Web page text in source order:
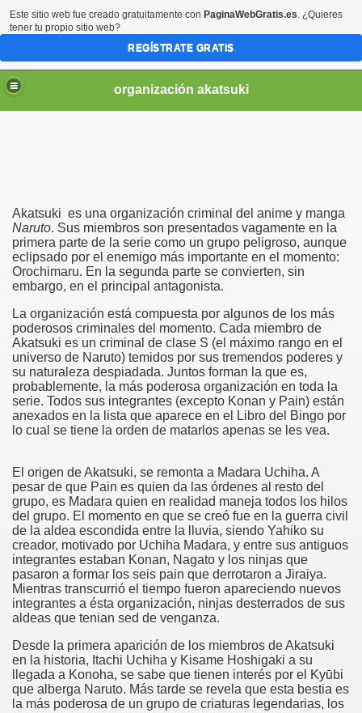
organización akatsuki
Akatsuki es una organización criminal del anime y manga
Naruto. Sus miembros son presentados vagamente en la
primera parte de la serie como un grupo peligroso, aunque
eclipsado por el enemigo más importante en el momento:
Orochimaru. En la segunda parte se convierten, sin
embargo, en el principal antagonista.
La organización está compuesta por algunos de los más
poderosos criminales del momento. Cada miembro de
Akatsuki es un criminal de clase S (el máximo rango en el
universo de Naruto) temidos por sus tremendos poderes y
su naturaleza despiadada. Juntos forman la que es,
probablemente, la más poderosa organización en toda la
serie. Todos sus integrantes (excepto Konan y Pain) están
anexados en la lista que aparece en el Libro del Bingo por
lo cual se tiene la orden de matarlos apenas se les vea.
El origen de Akatsuki, se remonta a Madara Uchiha. A
pesar de que Pain es quien da las órdenes al resto del
grupo, es Madara quien en realidad maneja todos los hilos
del grupo. El momento en que se creó fue en la guerra civil
de la aldea escondida entre la lluvia, siendo Yahiko su
creador, motivado por Uchiha Madara, y entre sus antiguos
integrantes estaban Konan, Nagato y los ninjas que
pasaron a formar los seis pain que derrotaron a Jiraiya.
Mientras transcurrió el tiempo fueron apareciendo nuevos
integrantes a ésta organización, ninjas desterrados de sus
aldeas que tenian sed de venganza.
Desde la primera aparición de los miembros de Akatsuki
en la historia, Itachi Uchiha y Kisame Hoshigaki a su
llegada a Konoha, se sabe que tienen interés por el Kyūbi
que alberga Naruto. Más tarde se revela que esta bestia es
la más poderosa de un grupo de criaturas legendarias, los
Este sitio web fue creado gratuitamente con PaginaWebGratis.es. ¿Quieres
tener tu propio sitio web?
REGÍSTRATE GRATIS